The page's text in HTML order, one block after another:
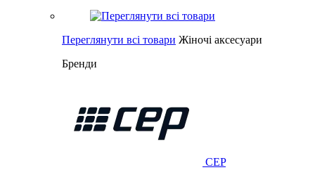
Переглянути всі товари Жіночі аксесуари
Бренди
CEP